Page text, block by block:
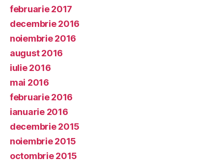
februarie 2017
decembrie 2016
noiembrie 2016
august 2016
iulie 2016
mai 2016
februarie 2016
ianuarie 2016
decembrie 2015
noiembrie 2015
octombrie 2015